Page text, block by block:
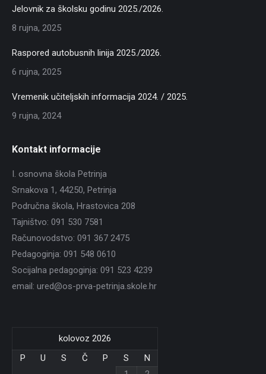
Jelovnik za školsku godinu 2025./2026.
8 rujna, 2025
Raspored autobusnih linija 2025./2026.
6 rujna, 2025
Vremenik učiteljskih informacija 2024. / 2025.
9 rujna, 2024
Kontakt informacije
I. osnovna škola Petrinja
Srnakova 1, 44250, Petrinja
Područna škola, Hrastovica 208
Tajništvo: 091 530 7581
Računovodstvo: 091 367 2475
Pedagoginja: 091 548 0610
Socijalna pedagoginja: 091 523 4239
email: ured@os-prva-petrinja.skole.hr
kolovoz 2026
P
U S Č P S
N